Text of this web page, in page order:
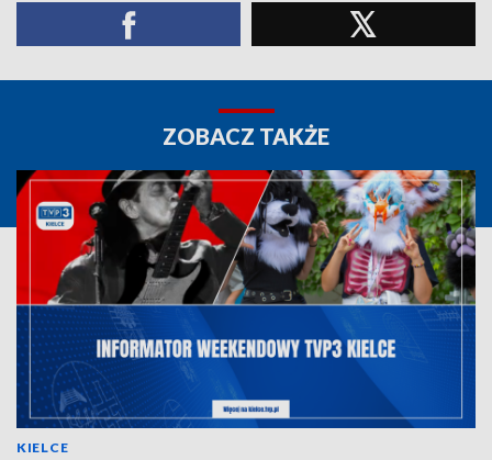
ZOBACZ TAKŻE
KIELCE